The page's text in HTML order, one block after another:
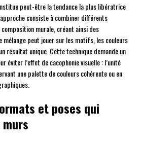
peut-être la tendance la plus libératrice
consiste à combiner différents
composition murale, créant ainsi des
mélange peut jouer sur les motifs, les couleurs
résultat unique. Cette technique demande un
éviter l’effet de cacophonie visuelle : l’unité
une palette de couleurs cohérente ou en
et poses qui